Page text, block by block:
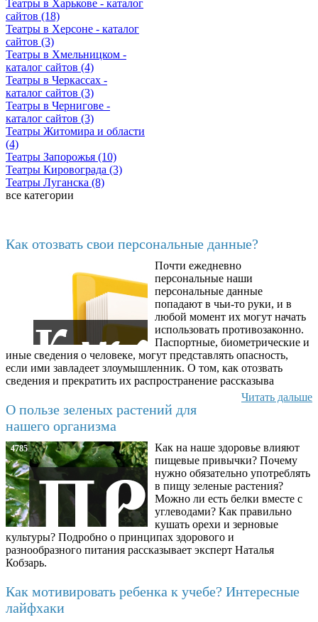
Театры в Харькове - каталог
сайтов (18)
Театры в Херсоне - каталог
сайтов (3)
Театры в Хмельницком -
каталог сайтов (4)
Театры в Черкассах -
каталог сайтов (3)
Театры в Чернигове -
каталог сайтов (3)
Театры Житомира и области
(4)
Театры Запорожья (10)
Театры Кировограда (3)
Театры Луганска (8)
все категории
Как отозвать свои персональные данные?
Почти ежедневно
персональные наши
персональные данные
попадают в чьи-то руки, и в
любой момент их могут начать
использовать противозаконно.
Паспортные, биометрические и
иные сведения о человеке, могут представлять опасность,
если ими завладеет злоумышленник. О том, как отозвать
сведения и прекратить их распространение рассказыва
Читать дальше
О пользе зеленых растений для
нашего организма
4785
Как на наше здоровье влияют
пищевые привычки? Почему
нужно обязательно употреблять
в пищу зеленые растения?
Можно ли есть белки вместе с
углеводами? Как правильно
кушать орехи и зерновые
культуры? Подробно о принципах здорового и
разнообразного питания рассказывает эксперт Наталья
Кобзарь.
Как мотивировать ребенка к учебе? Интересные
лайфхаки